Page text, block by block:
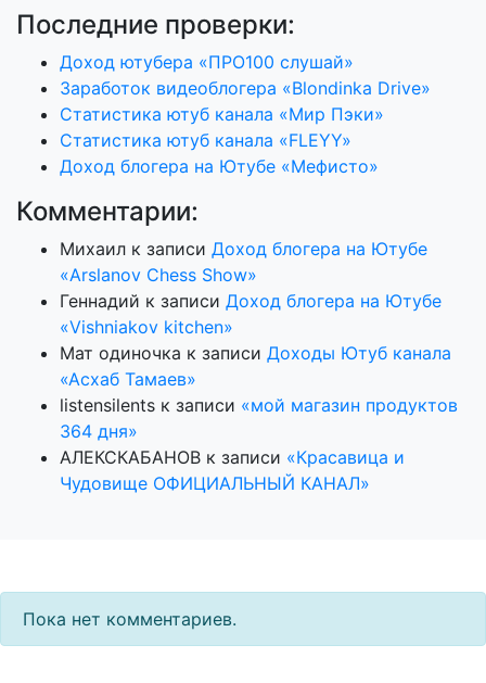
Последние проверки:
Доход ютубера «ПРО100 слушай»
Заработок видеоблогера «Blondinka Drive»
Статистика ютуб канала «Мир Пэки»
Статистика ютуб канала «FLEYY»
Доход блогера на Ютубе «Мефисто»
Комментарии:
Михаил к записи Доход блогера на Ютубе
«Arslanov Chess Show»
Геннадий к записи Доход блогера на Ютубе
«Vishniakov kitchen»
Мат одиночка к записи Доходы Ютуб канала
«Асхаб Тамаев»
listensilents к записи «мой магазин продуктов
364 дня»
АЛЕКСКАБАНОВ к записи «Красавица и
Чудовище ОФИЦИАЛЬНЫЙ КАНАЛ»
Пока нет комментариев.